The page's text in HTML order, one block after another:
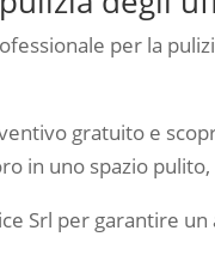
per la
gratuito e
in uno spazio
Srl per garantire